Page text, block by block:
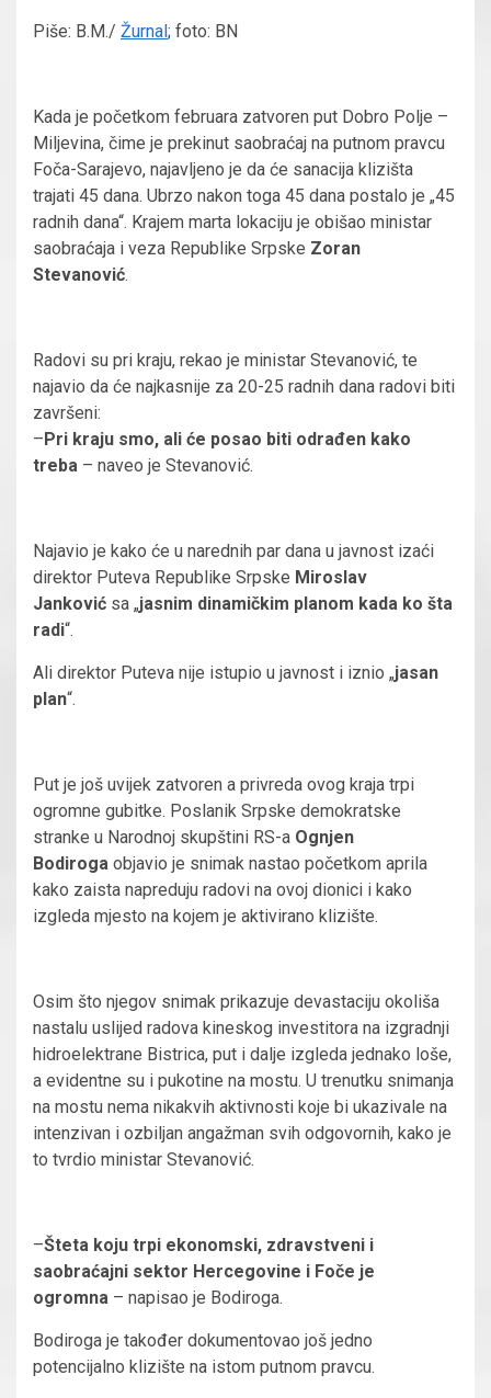
Piše: B.M./ Žurnal; foto: BN
Kada je početkom februara zatvoren put Dobro Polje –
Miljevina, čime je prekinut saobraćaj na putnom pravcu
Foča-Sarajevo, najavljeno je da će sanacija klizišta
trajati 45 dana. Ubrzo nakon toga 45 dana postalo je „45
radnih dana“. Krajem marta lokaciju je obišao ministar
saobraćaja i veza Republike Srpske Zoran
Stevanović.
Radovi su pri kraju, rekao je ministar Stevanović, te
najavio da će najkasnije za 20-25 radnih dana radovi biti
završeni:
–Pri kraju smo, ali će posao biti odrađen kako
treba – naveo je Stevanović.
Najavio je kako će u narednih par dana u javnost izaći
direktor Puteva Republike Srpske Miroslav
Janković sa „jasnim dinamičkim planom kada ko šta
radi“.
Ali direktor Puteva nije istupio u javnost i iznio „jasan
plan“.
Put je još uvijek zatvoren a privreda ovog kraja trpi
ogromne gubitke. Poslanik Srpske demokratske
stranke u Narodnoj skupštini RS-a Ognjen
Bodiroga objavio je snimak nastao početkom aprila
kako zaista napreduju radovi na ovoj dionici i kako
izgleda mjesto na kojem je aktivirano klizište.
Osim što njegov snimak prikazuje devastaciju okoliša
nastalu uslijed radova kineskog investitora na izgradnji
hidroelektrane Bistrica, put i dalje izgleda jednako loše,
a evidentne su i pukotine na mostu. U trenutku snimanja
na mostu nema nikakvih aktivnosti koje bi ukazivale na
intenzivan i ozbiljan angažman svih odgovornih, kako je
to tvrdio ministar Stevanović.
–Šteta koju trpi ekonomski, zdravstveni i
saobraćajni sektor Hercegovine i Foče je
ogromna – napisao je Bodiroga.
Bodiroga je također dokumentovao još jedno
potencijalno klizište na istom putnom pravcu.